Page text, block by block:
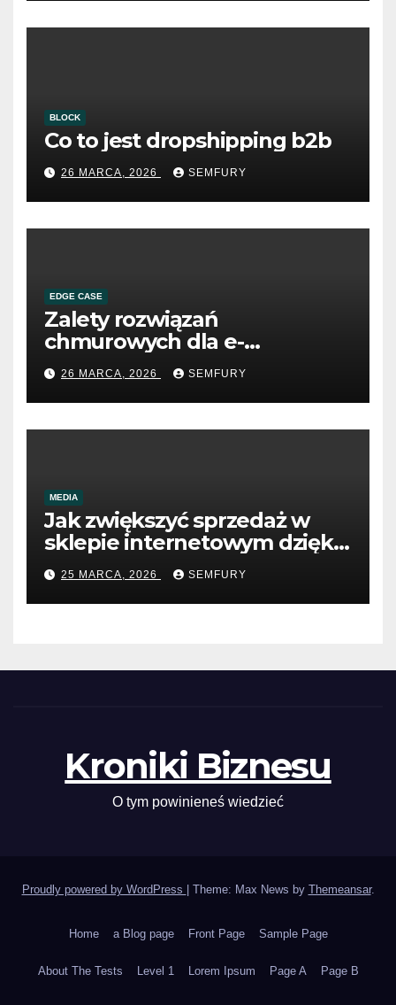
BLOCK
Co to jest dropshipping b2b
26 MARCA, 2026 SEMFURY
EDGE CASE
Zalety rozwiązań
chmurowych dla e-
commerce B2B
26 MARCA, 2026 SEMFURY
MEDIA
Jak zwiększyć sprzedaż w
sklepie internetowym dzięki
SEO
25 MARCA, 2026 SEMFURY
Kroniki Biznesu
O tym powinieneś wiedzieć
Proudly powered by WordPress Theme: Max News by Themeansar.
Home a Blog page Front Page Sample Page
About The Tests Level 1 Lorem Ipsum Page A Page B